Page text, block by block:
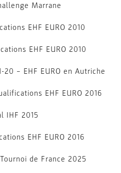
Marrane
EHF EURO 2010
EHF EURO 2010
20 – EHF EURO en Autriche
EHF EURO 2016
IHF 2015
EHF EURO 2016
de France 2025